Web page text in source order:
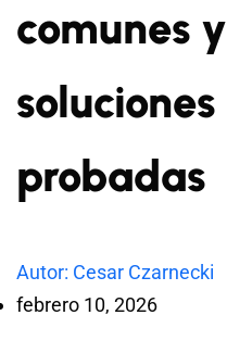
comunes y
soluciones
probadas
Autor: Cesar Czarnecki
febrero 10, 2026